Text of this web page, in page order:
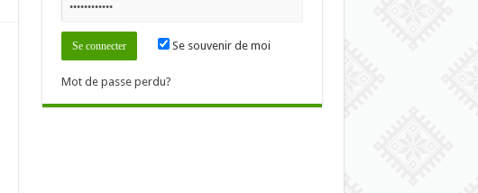
Se souvenir de moi
Mot de passe perdu?